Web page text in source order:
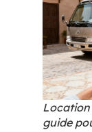
Location
guide